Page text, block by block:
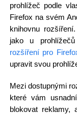
prohlížeč podle
Firefox na svém
knihovnu
jako u
rozšíření pro
upravit svou
Mezi dostupnými
které vám
blokovat reklamy,